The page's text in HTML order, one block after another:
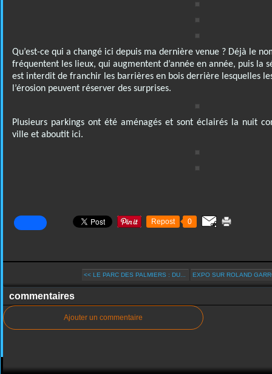
Qu’est-ce qui a changé ici depuis ma dernière venue ? Déjà le
fréquentent les lieux, qui augmentent d’année en année, puis la
est interdit de franchir les barrières en bois derrière lesquelles
l’érosion peuvent réserver des surprises.
Plusieurs parkings ont été aménagés et sont éclairés la nuit
ville et aboutit ici.
Repost 0
<< LE PARC DES PALMIERS : DU... EXPO SUR ROLAND
commentaires
Ajouter un commentaire